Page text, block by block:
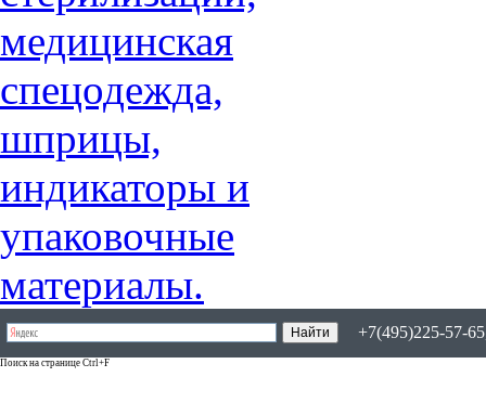
+7(495)225-57-
Поиск на странице Ctrl+F